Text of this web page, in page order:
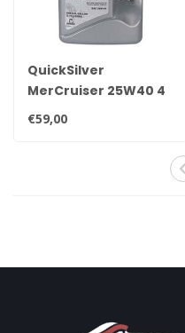
QuickSilver
MerCruiser 25W40 4
Liter original Werksöl
für alle Motoren
€59,00